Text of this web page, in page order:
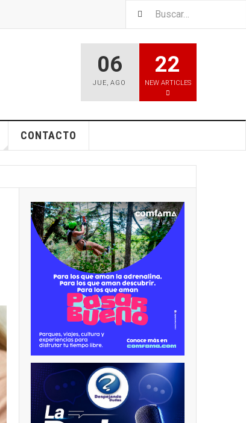
06
JUE,AGO
22
NEW ARTICLES
CONTACTO